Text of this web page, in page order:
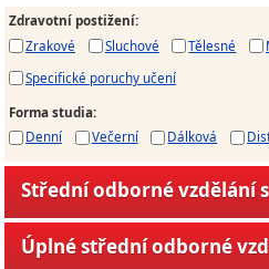
Zdravotní postižení:
Zrakové
Sluchové Tělesné
Specifické poruchy učení
Forma studia:
Denní
Večerní Dálková
Střední odborné vzdělání
Úplné střední odborné